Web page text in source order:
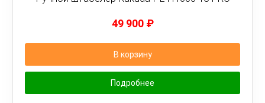
49 900 ₽
В корзину
Подробнее